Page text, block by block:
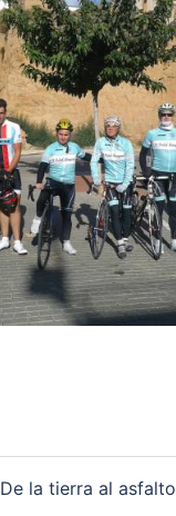
De la tierra al asfalto